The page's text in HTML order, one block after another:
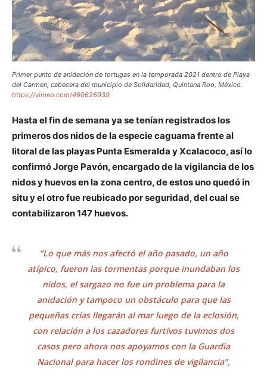
Primer punto de anidación de tortugas en la temporada 2021 dentro de Playa
del Carmen, cabecera del municipio de Solidaridad, Quintana Roo, México.
https://vimeo.com/460626939
Hasta el fin de semana ya se tenían registrados los
primeros dos nidos de la especie caguama frente al
litoral de las playas Punta Esmeralda y Xcalacoco, así lo
confirmó Jorge Pavón, encargado de la vigilancia de los
nidos y huevos en la zona centro, de estos uno quedó in
situ y el otro fue reubicado por seguridad, del cual se
contabilizaron 147 huevos.
“Lo que más nos afectó el año pasado, un año
atípico, fueron las tormentas porque inundaban los
nidos, el sargazo no fue un problema para la
anidación y tampoco un obstáculo para que las
pequeñas crías llegarán al mar luego de la eclosión,
con relación a los cazadores furtivos tuvimos dos
casos pero ahora nos apoyamos con la Guardia
Nacional para hacer los rondines de vigilancia”,